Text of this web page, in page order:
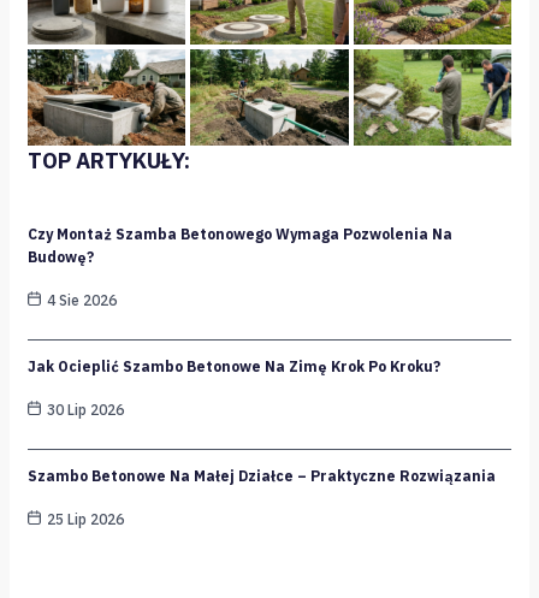
TOP ARTYKUŁY:
Czy Montaż Szamba Betonowego Wymaga Pozwolenia Na
Budowę?
4 Sie 2026
Jak Ocieplić Szambo Betonowe Na Zimę Krok Po Kroku?
30 Lip 2026
Szambo Betonowe Na Małej Działce – Praktyczne Rozwiązania
25 Lip 2026